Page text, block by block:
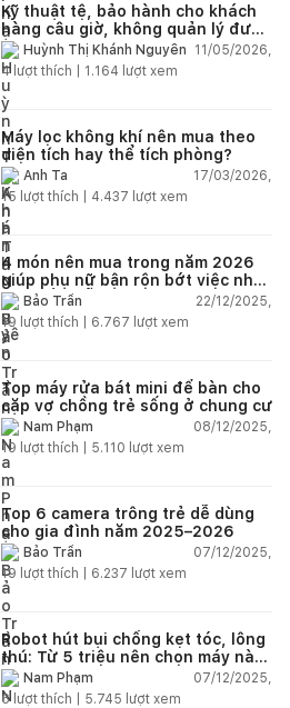
Kỹ thuật tệ, bảo hành cho khách
hàng câu giờ, không quản lý được
nhân viên xây dựng của mình,
điện nhẹ, điện nước, tường quá
kém. Luôn đổ lỗi cho nhân viên.
Bảo hành quá tệ, tôi phải đợi rất
lâu mới dc bảo hành, liên hệ để
được bảo hành thì bơ khách
Huỳnh Thị Khánh Nguyên
11/05/2026,
4lượt thích | 1.164 lượt xem
Máy lọc không khí nên mua theo
diện tích hay thể tích phòng?
Anh Ta
17/03/2026,
15 lượt thích | 4.437 lượt xem
4 món nên mua trong năm 2026
giúp phụ nữ bận rộn bớt việc nhà,
nhẹ đầu mỗi ngày
Bảo Trần
22/12/2025,
19 lượt thích | 6.767 lượt xem
Top máy rửa bát mini để bàn cho
cặp vợ chồng trẻ sống ở chung cư
Nam Phạm
08/12/2025,
19 lượt thích | 5.110 lượt xem
Top 6 camera trông trẻ dễ dùng
cho gia đình năm 2025–2026
Bảo Trần
07/12/2025,
19 lượt thích | 6.237 lượt xem
Robot hút bụi chống kẹt tóc, lông
thú: Từ 5 triệu nên chọn máy nào
năm 2025–2026?
Nam Phạm
07/12/2025,
6lượt thích | 5.745 lượt xem